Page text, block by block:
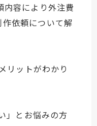
容により外注費
依頼について解
リットがわかり
」とお悩みの方